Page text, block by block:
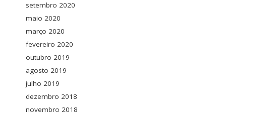
setembro 2020
maio 2020
março 2020
fevereiro 2020
outubro 2019
agosto 2019
julho 2019
dezembro 2018
novembro 2018